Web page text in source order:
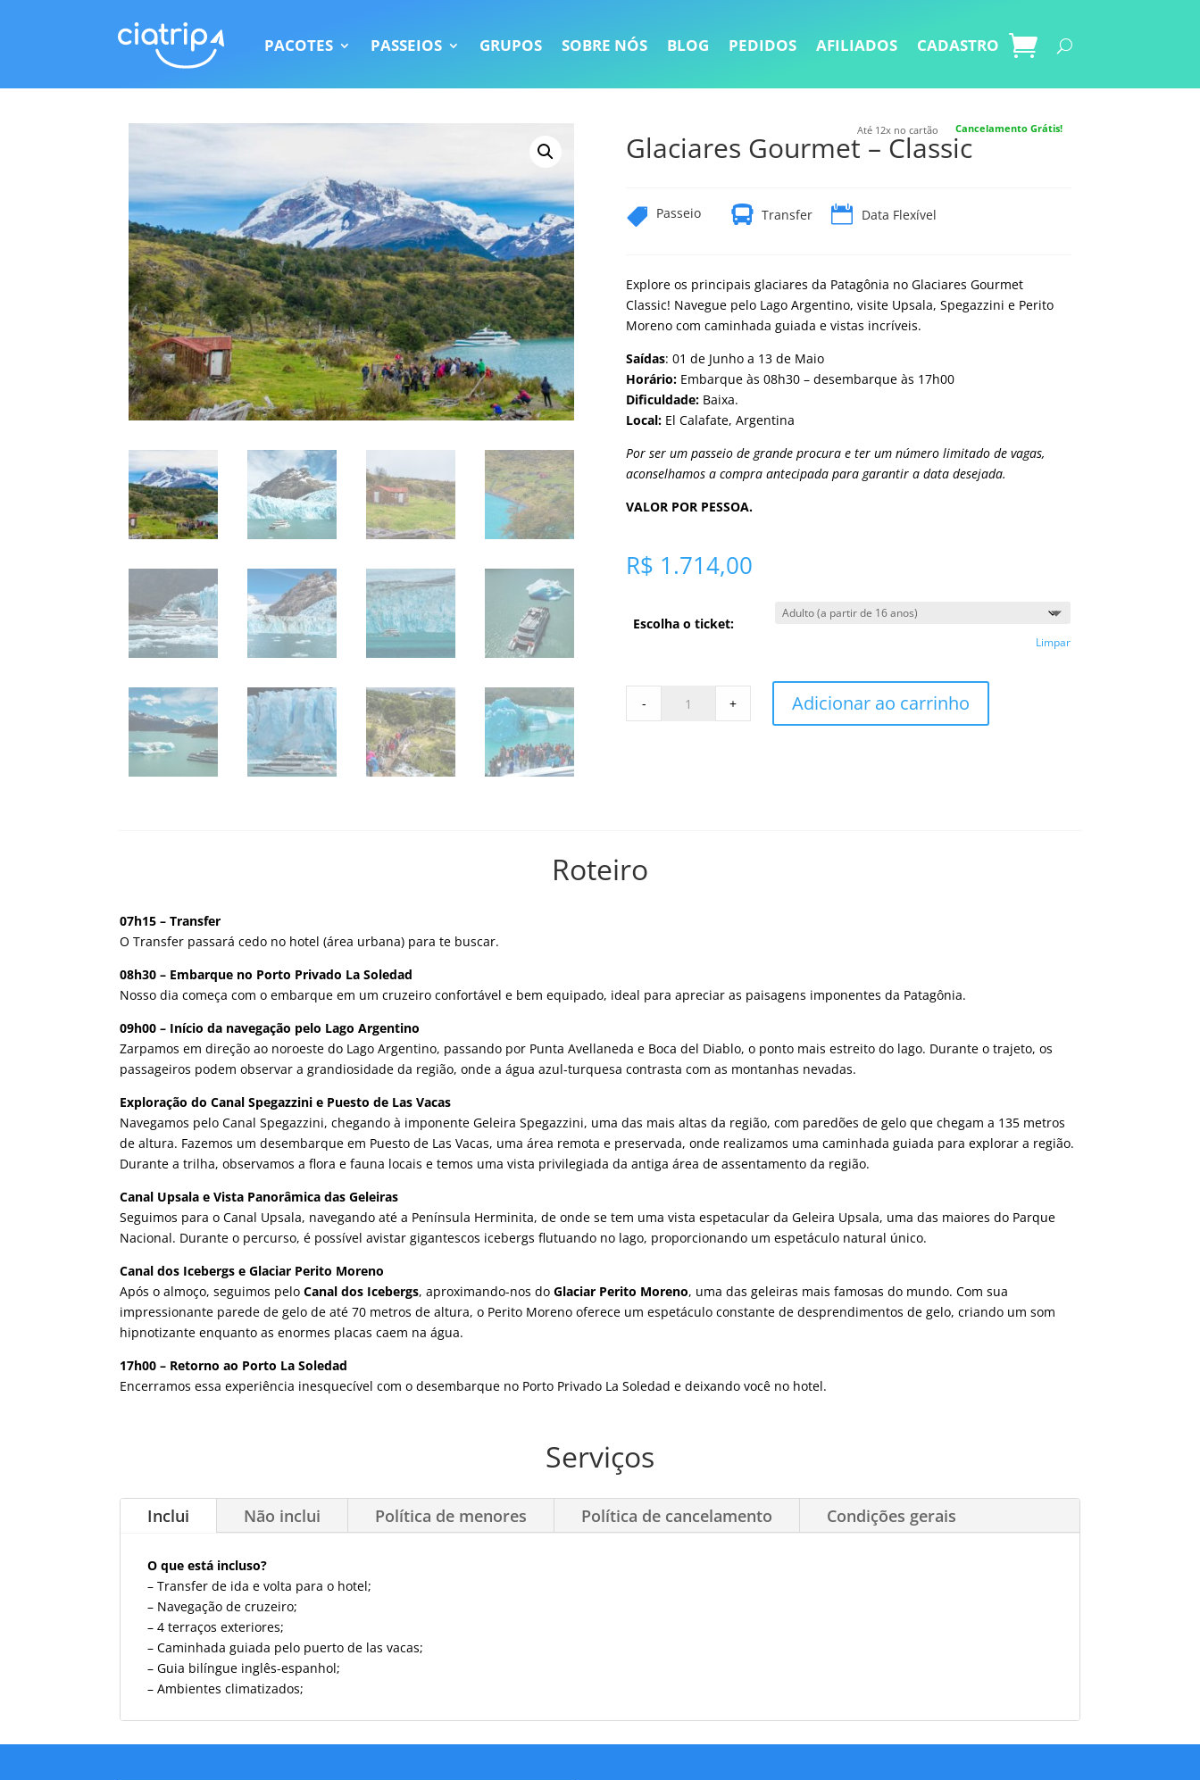
PACOTES PASSEIOS GRUPOS SOBRE NÓS BLOG PEDIDOS AFILIADOS CADASTRO
Até 12x no cartão Cancelamento Grátis!
Glaciares Gourmet – Classic
 Passeio  Transfer  Data Flexível
Explore os principais glaciares da Patagônia no Glaciares Gourmet
Classic! Navegue pelo Lago Argentino, visite Upsala, Spegazzini e Perito
Moreno com caminhada guiada e vistas incríveis.
Saídas: 01 de Junho a 13 de Maio
Horário: Embarque às 08h30 – desembarque às 17h00
Dificuldade: Baixa.
Local: El Calafate, Argentina
Por ser um passeio de grande procura e ter um número limitado de vagas,
aconselhamos a compra antecipada para garantir a data desejada.
VALOR POR PESSOA.
R$ 1.714,00
Escolha o ticket:
Limpar
- + Adicionar ao carrinho
Roteiro
07h15 – Transfer
O Transfer passará cedo no hotel (área urbana) para te buscar.
08h30 – Embarque no Porto Privado La Soledad
Nosso dia começa com o embarque em um cruzeiro confortável e bem equipado, ideal para apreciar as paisagens imponentes da Patagônia.
09h00 – Início da navegação pelo Lago Argentino
Zarpamos em direção ao noroeste do Lago Argentino, passando por Punta Avellaneda e Boca del Diablo, o ponto mais estreito do lago. Durante o trajeto, os
passageiros podem observar a grandiosidade da região, onde a água azul-turquesa contrasta com as montanhas nevadas.
Exploração do Canal Spegazzini e Puesto de Las Vacas
Navegamos pelo Canal Spegazzini, chegando à imponente Geleira Spegazzini, uma das mais altas da região, com paredões de gelo que chegam a 135 metros
de altura. Fazemos um desembarque em Puesto de Las Vacas, uma área remota e preservada, onde realizamos uma caminhada guiada para explorar a região.
Durante a trilha, observamos a flora e fauna locais e temos uma vista privilegiada da antiga área de assentamento da região.
Canal Upsala e Vista Panorâmica das Geleiras
Seguimos para o Canal Upsala, navegando até a Península Herminita, de onde se tem uma vista espetacular da Geleira Upsala, uma das maiores do Parque
Nacional. Durante o percurso, é possível avistar gigantescos icebergs flutuando no lago, proporcionando um espetáculo natural único.
Canal dos Icebergs e Glaciar Perito Moreno
Após o almoço, seguimos pelo Canal dos Icebergs, aproximando-nos do Glaciar Perito Moreno, uma das geleiras mais famosas do mundo. Com sua
impressionante parede de gelo de até 70 metros de altura, o Perito Moreno oferece um espetáculo constante de desprendimentos de gelo, criando um som
hipnotizante enquanto as enormes placas caem na água.
17h00 – Retorno ao Porto La Soledad
Encerramos essa experiência inesquecível com o desembarque no Porto Privado La Soledad e deixando você no hotel.
Serviços
Inclui Não inclui Política de menores Política de cancelamento Condições gerais
O que está incluso?
– Transfer de ida e volta para o hotel;
– Navegação de cruzeiro;
– 4 terraços exteriores;
– Caminhada guiada pelo puerto de las vacas;
– Guia bilíngue inglês-espanhol;
– Ambientes climatizados;